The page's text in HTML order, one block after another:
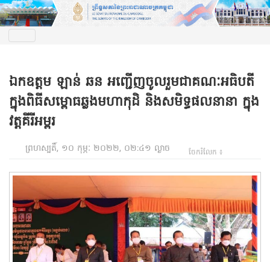
ឯកឧត្តម ឡាន់ ឆន អញ្ជើញចូលរួមជាគណៈអធិបតី
ក្នុងពិធីសម្ពោធឆ្លងមហាកុដិ និងសមិទ្ធផលនានា ក្នុង
វត្តគីរីអម្ពរ
ព្រហស្បតិ៍, ១០ កុម្ភៈ ២០២២, ០២:៤១ ល្ងាច ចែករំលែក ៖